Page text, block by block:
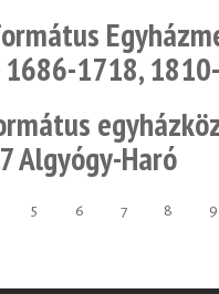
1718,
Algyógy-Haró
5 6 7 8 9